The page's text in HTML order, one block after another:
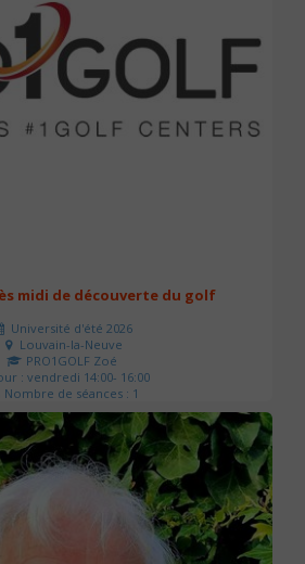
midi de découverte du golf
Université d'été 2026
Louvain-la-Neuve
PRO1GOLF Zoé
: vendredi 14:00- 16:00
Nombre de séances : 1
45 €